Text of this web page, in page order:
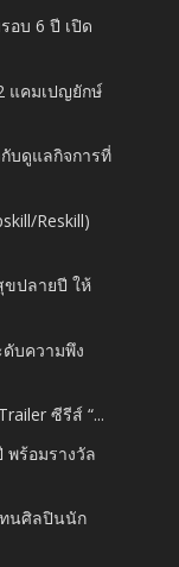
อบ 6 ปี เปิด
แคมเปญยักษ์
บดูแลกิจการที่
Reskill)
ขปลายปี ให้
บความพึง
ซีรีส์ “...
ร้อมรางวัล
ทนศิลปินนัก